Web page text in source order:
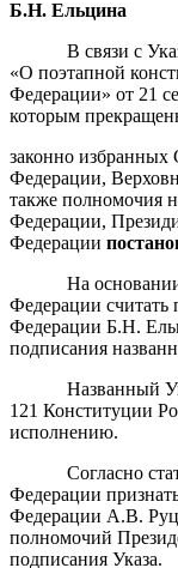
Б.Н. Ельцина
В связи с
«О поэтапной
Федерации» от 21
которым
законно избранных
Федерации,
также полномочия
Федерации,
Федерации
На основании
Федерации считать
Федерации Б.Н.
подписания
Названный Указ
121 Конституции
исполнению.
Согласно
Федерации
Федерации А.В.
полномочий
подписания Указа.